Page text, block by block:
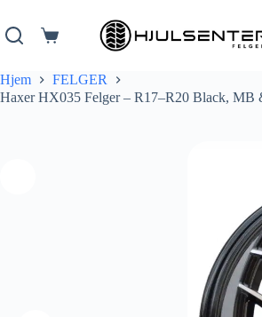
innholdetHandlekurv
Hjem
FELGER
Haxer HX035 Felger – R17–R20 Black, MB